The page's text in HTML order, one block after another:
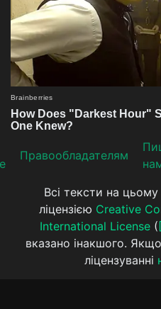
Прaвooблaдателям
Всі тексти на
ліцензією Creative
International License(
вказано інакшого.
ліцензуванні